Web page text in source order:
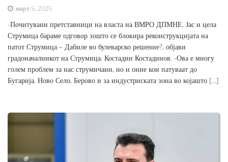
март 5, 2025
-Почитувани претставници на власта на ВМРО ДПМНЕ, Јас и цела
Струмица бараме одговор зошто се блокира реконструкцијата на
патот Струмица – Дабиле во булеварско решение?, објави
градоначалникот на Струмица, Костадин Костадинов. -Ова е многу
голем проблем за нас струмичани, но и оние кои патуваат до
Бугарија, Ново Село, Берово и за индустриската зона во којашто […]